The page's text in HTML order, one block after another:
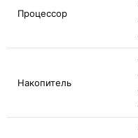
Процессор
Накопитель